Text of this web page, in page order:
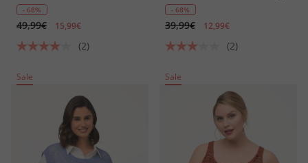
ärmellos, schulterfrei
- 68%
49,99€ 15,99€
(2)
- 68%
39,99€ 12,99€
(2)
Sale Sale